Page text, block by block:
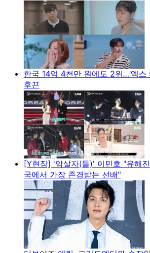
한국 14억 4천만 원에도 2위…‘엑스
후끈
[Y현장] '암살자(들)' 이민호 "유해
국에서 가장 존경받는 선배"